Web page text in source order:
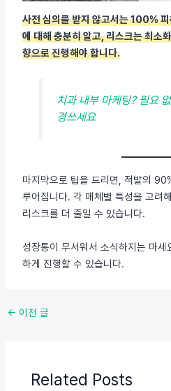
사전 심의를 받지 않고서는 100%
에 대해 충분히 알고, 리스크는 최소
향으로 진행해야 합니다.
치과 내부 마케팅? 필요
경쓰세요
마지막으로 팁을 드리면, 적발의
루어집니다. 각 매체별 특성을 고려
리스크를 더 줄일 수 있습니다.
성장통이 무서워서 소식하지는 마
하게 진행할 수 있습니다.
포
← 이전 글
Related Posts